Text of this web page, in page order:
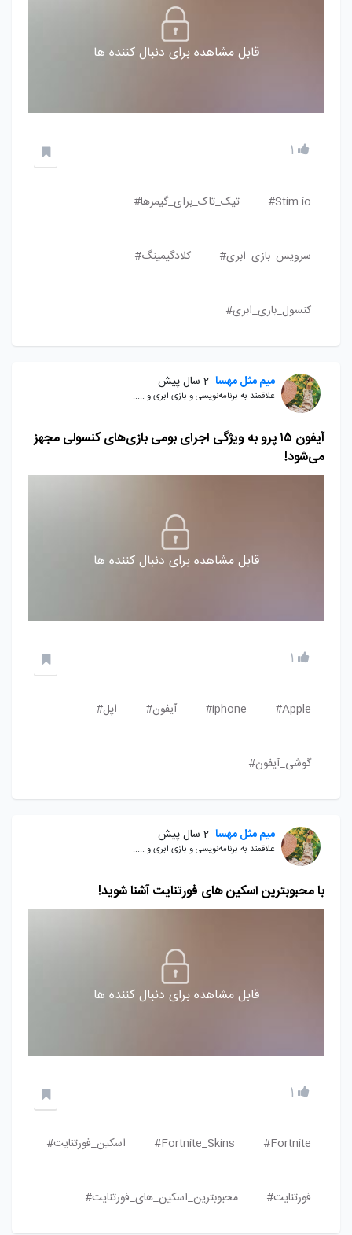
قابل مشاهده برای دنبال کننده ها
1
Stim.io# تیک_تاک_برای_گیمرها#
سرویس_بازی_ابری# کلادگیمینگ#
کنسول_بازی_ابری#
میم مثل مهسا 2 سال پیش
علاقمند به برنامه‌نویسی و بازی ابری و .....
آیفون ۱۵ پرو به ویژگی اجرای بومی بازی‌های کنسولی مجهز
می‌شود!
قابل مشاهده برای دنبال کننده ها
1
Apple#
iphone# آیفون# اپل#
گوشی_آیفون#
میم مثل مهسا 2 سال پیش
علاقمند به برنامه‌نویسی و بازی ابری و .....
با محبوبترین اسکین‌ های فورتنایت آشنا شوید!
قابل مشاهده برای دنبال کننده ها
1
Fortnite#
Fortnite_Skins# اسکین_فورتنایت#
فورتنایت# محبوبترین_اسکین_های_فورتنایت#